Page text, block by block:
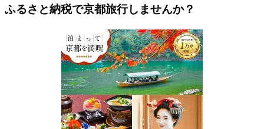
ふるさと納税で京都旅行しませんか？